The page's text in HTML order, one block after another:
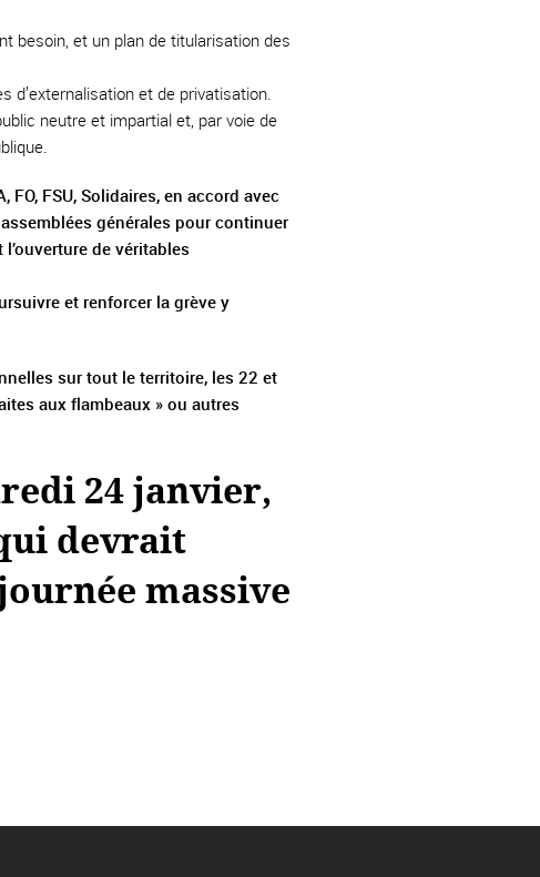
besoin, et un plan de titularisation des
d’externalisation et de privatisation.
neutre et impartial et, par voie de
FO, FSU, Solidaires, en accord avec
générales pour continuer
de véritables
et renforcer la grève y
sur tout le territoire, les 22 et
aux flambeaux » ou autres
24 janvier,
devrait
massive